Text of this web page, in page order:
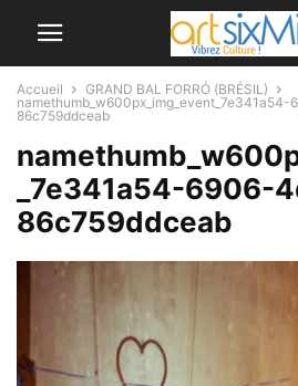
Accueil
GRAND BAL FORRÓ (BRÉSIL)
86c759ddceab
_7e341a54-6906-
86c759ddceab